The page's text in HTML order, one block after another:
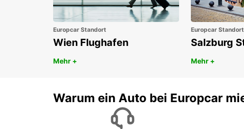
Europcar Standort
Wien Flughafen
Mehr +
Europcar Standort
Salzburg
Mehr +
Warum ein Auto bei Europcar